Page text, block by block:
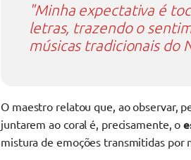
"Minha expectativa é
letras, trazendo o
músicas tradicionais do
O maestro relatou que, ao observar,
juntarem ao coral é, precisamente, o
mistura de emoções transmitidas por